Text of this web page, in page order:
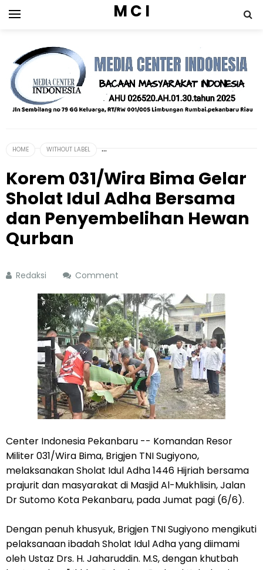
M C I
HOME WITHOUT LABEL
Korem 031/Wira Bima Gelar
Sholat Idul Adha Bersama
dan Penyembelihan Hewan
Qurban
Redaksi Comment
Center Indonesia Pekanbaru -- Komandan Resor
Militer 031/Wira Bima, Brigjen TNI Sugiyono,
melaksanakan Sholat Idul Adha 1446 Hijriah bersama
prajurit dan masyarakat di Masjid Al-Mukhlisin, Jalan
Dr Sutomo Kota Pekanbaru, pada Jumat pagi (6/6).
Dengan penuh khusyuk, Brigjen TNI Sugiyono mengikuti
pelaksanaan ibadah Sholat Idul Adha yang diimami
oleh Ustaz Drs. H. Jaharuddin. M.S, dengan khutbah